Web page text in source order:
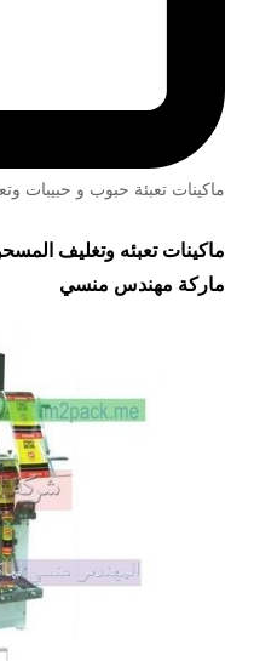
ماكينات تعبئة حبوب و حبيبات
ماكينات تعبئه وتغليف
ماركة مهندس منسي